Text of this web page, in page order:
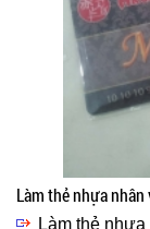
Làm thẻ nhựa
Làm thẻ